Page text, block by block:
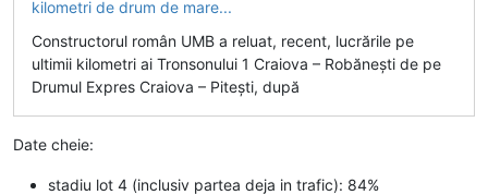
Constructorul român UMB a reluat, recent, lucrările pe
ultimii kilometri ai Tronsonului 1 Craiova – Robănești de pe
Drumul Expres Craiova – Pitești, după
Date cheie:
stadiu lot 4 (inclusiv partea deja in trafic): 84%